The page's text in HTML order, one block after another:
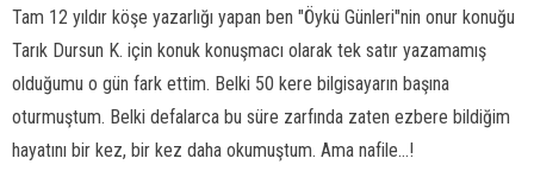
Tam 12 yıldır köşe yazarlığı yapan ben "Öykü Günleri"nin onur konuğu
Tarık Dursun K. için konuk konuşmacı olarak tek satır yazamamış
olduğumu o gün fark ettim. Belki 50 kere bilgisayarın başına
oturmuştum. Belki defalarca bu süre zarfında zaten ezbere bildiğim
hayatını bir kez, bir kez daha okumuştum. Ama nafile...!